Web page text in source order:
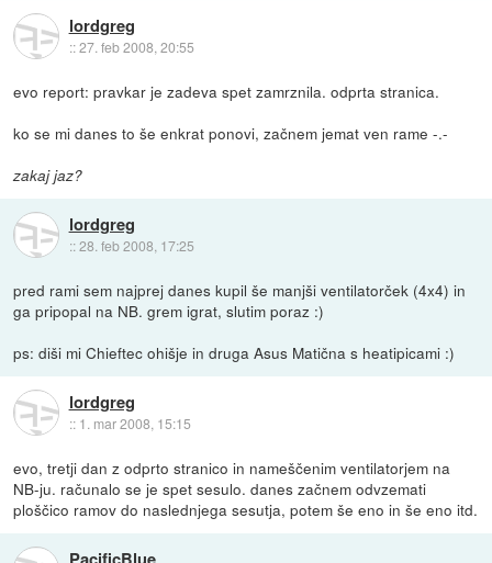
lordgreg
::27. feb 2008, 20:55
evo report: pravkar je zadeva spet zamrznila. odprta stranica.
ko se mi danes to še enkrat ponovi, začnem jemat ven rame -.-
zakaj jaz?
lordgreg
::28. feb 2008, 17:25
pred rami sem najprej danes kupil še manjši ventilatorček (4x4) in
ga pripopal na NB. grem igrat, slutim poraz :)
ps: diši mi Chieftec ohišje in druga Asus Matična s heatipicami :)
lordgreg
:: 1. mar 2008, 15:15
evo, tretji dan z odprto stranico in nameščenim ventilatorjem na
NB-ju. računalo se je spet sesulo. danes začnem odvzemati
ploščico ramov do naslednjega sesutja, potem še eno in še eno itd.